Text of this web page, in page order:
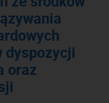
dyspozycji
oraz